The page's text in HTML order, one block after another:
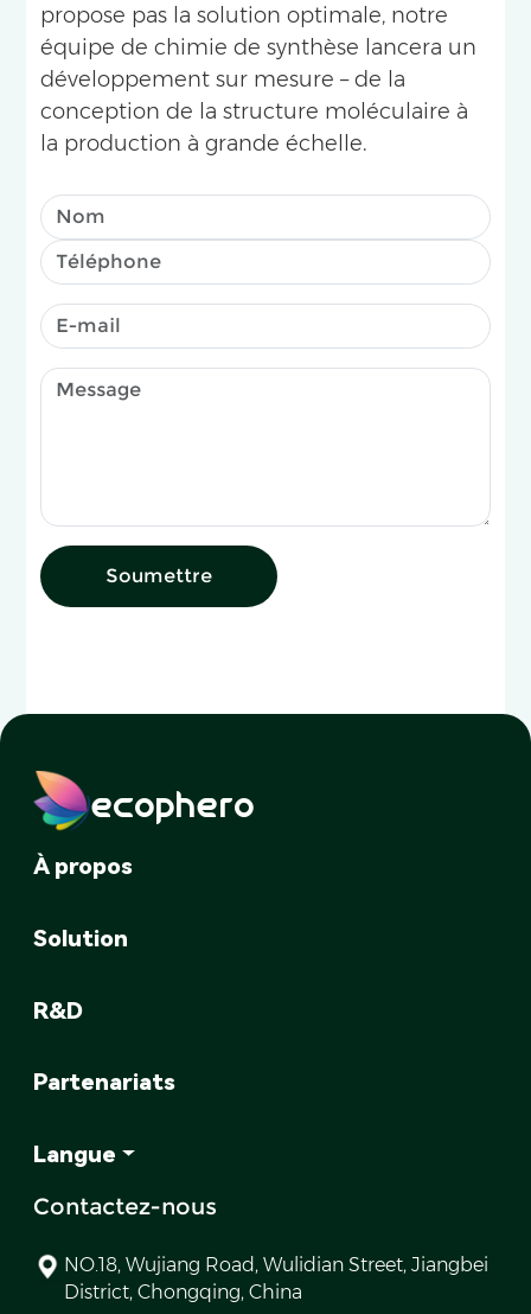
propose pas la solution optimale, notre
équipe de chimie de synthèse lancera un
développement sur mesure – de la
conception de la structure moléculaire à
la production à grande échelle.
Soumettre
ecophero
À propos
Solution
R&D
Partenariats
Langue
Contactez-nous
NO.18, Wujiang Road, Wulidian Street, Jiangbei
District, Chongqing, China